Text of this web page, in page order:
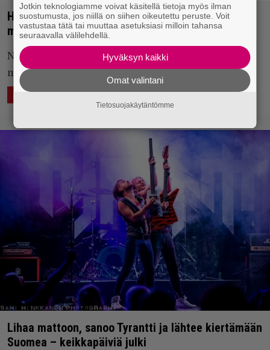
Hipeille kyytiä – Ensinäytössä Tyrantin Lihaa
mattoon!
Näin käy, kun samaan kehään nousee kolme
muusikkoa, yhdeksän painijaa ja yksi erotuomari.
29.5.2024 12:11 Vesa Siltanen
Lihaa mattoon, sanoo Tyrantti ja lähtee kiertämään
Suomea – keikkapäiviä julki
Jotkin teknologiamme voivat käsitellä tietoja myös ilman
suostumusta, jos niillä on siihen oikeutettu peruste. Voit
vastustaa tätä tai muuttaa asetuksiasi milloin tahansa
seuraavalla välilehdellä.
Hyväksyn kaikki
Omat valintani
Tietosuojakäytäntömme